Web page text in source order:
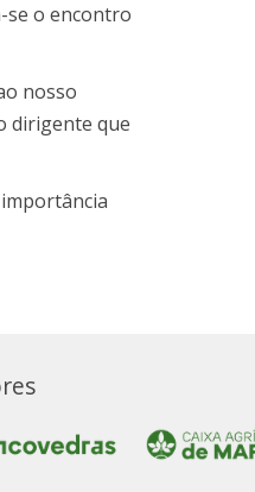
se o encontro
nosso
dirigente que